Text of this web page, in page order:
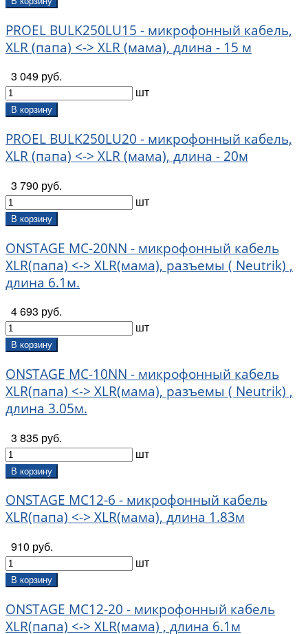
PROEL BULK250LU15 - микрофонный кабель,
XLR (папа) <-> XLR (мама), длина - 15 м
3 049 руб.
шт
В корзину
PROEL BULK250LU20 - микрофонный кабель,
XLR (папа) <-> XLR (мама), длина - 20м
3 790 руб.
шт
В корзину
ONSTAGE MC-20NN - микрофонный кабель
XLR(папа) <-> XLR(мама), разъемы ( Neutrik) ,
длина 6.1м.
4 693 руб.
шт
В корзину
ONSTAGE MC-10NN - микрофонный кабель
XLR(папа) <-> XLR(мама), разъемы ( Neutrik) ,
длина 3.05м.
3 835 руб.
шт
В корзину
ONSTAGE MC12-6 - микрофонный кабель
XLR(папа) <-> XLR(мама), длина 1.83м
910 руб.
шт
В корзину
ONSTAGE MC12-20 - микрофонный кабель
XLR(папа) <-> XLR(мама) , длина 6.1м